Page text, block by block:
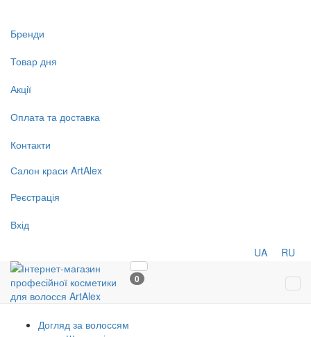
Бренди
Товар дня
Акції
Оплата та доставка
Контакти
Салон краси ArtAlex
Реєстрація
Вхід
UA RU
0
Догляд за волоссям